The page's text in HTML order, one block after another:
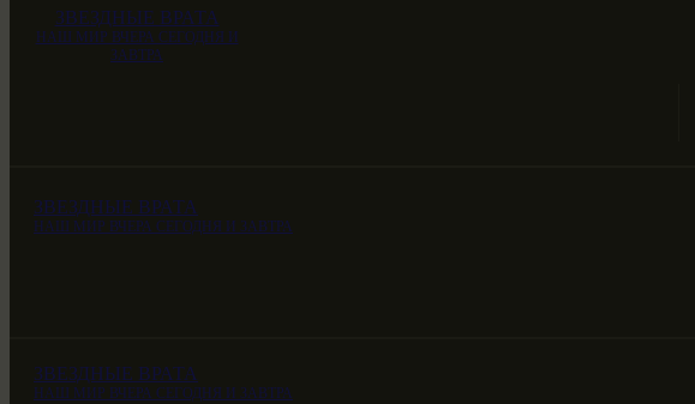
ЗВЕЗДНЫЕ ВРАТА
НАШ МИР ВЧЕРА СЕГОДНЯ И
ЗАВТРА
ЗВЕЗДНЫЕ ВРАТА
НАШ МИР ВЧЕРА СЕГОДНЯ И ЗАВТРА
ЗВЕЗДНЫЕ ВРАТА
НАШ МИР ВЧЕРА СЕГОДНЯ И ЗАВТРА